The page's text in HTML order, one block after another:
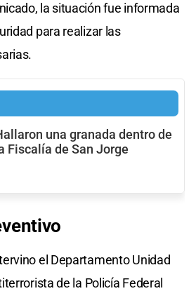
la situación fue informada
para realizar las
una granada dentro de
Fiscalía de San Jorge
el Departamento Unidad
de la Policía Federal